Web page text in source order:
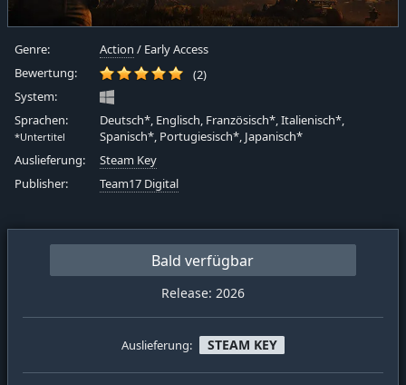
Genre: Action / Early Access
Bewertung:
(2)
System:
Sprachen:
*Untertitel
Deutsch*, Englisch, Französisch*, Italienisch*,
Spanisch*, Portugiesisch*, Japanisch*
Auslieferung:
Steam Key
Publisher:
Team17 Digital
Bald verfügbar
Release: 2026
Auslieferung: STEAM KEY